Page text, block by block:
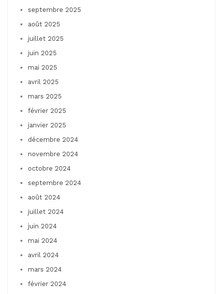
septembre 2025
août 2025
juillet 2025
juin 2025
mai 2025
avril 2025
mars 2025
février 2025
janvier 2025
décembre 2024
novembre 2024
octobre 2024
septembre 2024
août 2024
juillet 2024
juin 2024
mai 2024
avril 2024
mars 2024
février 2024